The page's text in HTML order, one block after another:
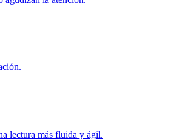
lectura más fluida y ágil.